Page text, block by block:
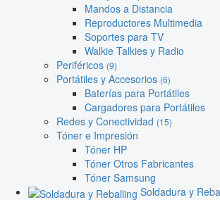
Mandos a Distancia
Reproductores Multimedia
Soportes para TV
Walkie Talkies y Radio
Periféricos (9)
Portátiles y Accesorios (6)
Baterías para Portátiles
Cargadores para Portátiles
Redes y Conectividad (15)
Tóner e Impresión
Tóner HP
Tóner Otros Fabricantes
Tóner Samsung
Soldadura y